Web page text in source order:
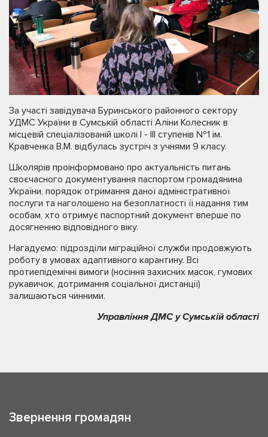
За участі завідувача Буринського районного сектору
УДМС України в Сумській області Аліни Колесник в
місцевій спеціалізованій школі І - ІІІ ступенів №1 ім.
Кравченка В.М. відбулась зустріч з учнями 9 класу.
Школярів проінформовано про актуальність питань
своєчасного документування паспортом громадянина
України, порядок отримання даної адміністративної
послуги та наголошено на безоплатності її надання тим
особам, хто отримує паспортний документ вперше по
досягненню відповідного віку.
Нагадуємо: підрозділи міграційної служби продовжують
роботу в умовах адаптивного карантину. Всі
протиепідемічні вимоги (носіння захисних масок, гумових
рукавичок, дотримання соціальної дистанції)
залишаються чинними.
Управління ДМС у Сумській області
Звернення громадян